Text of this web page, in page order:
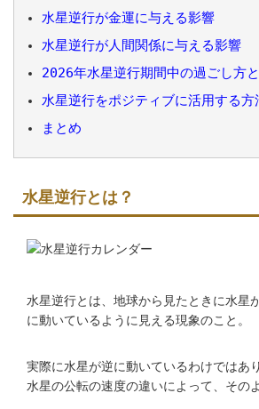
水星逆行が金運に与える影響
水星逆行が人間関係に与える影響
2026年水星逆行期間中の過ごし方
水星逆行をポジティブに活用する方
まとめ
水星逆行とは？
水星逆行とは、地球から見たときに水星
に動いているように見える現象のこと。
実際に水星が逆に動いているわけではあ
水星の公転の速度の違いによって、その